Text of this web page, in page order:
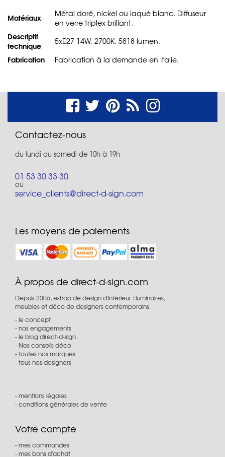
Matériaux
Métal doré, nickel ou laqué blanc. Diffuseur
en verre triplex brillant.
Descriptif
technique
5xE27 14W. 2700K. 5818 lumen.
Fabrication Fabrication à la demande en Italie.
Contactez-nous
du lundi au samedi de 10h à 19h
01 53 30 33 30
ou
service_clients@direct-d-sign.com
Les moyens de paiements
À propos de direct-d-sign.com
Depuis 2006, eshop de design d'intérieur : luminaires,
meubles et déco de designers contemporains.
le concept
nos engagements
le blog direct-d-sign
Nos conseils déco
toutes nos marques
tous nos designers
mentions légales
conditions générales de vente
Votre compte
mes commandes
mes bons d'achat